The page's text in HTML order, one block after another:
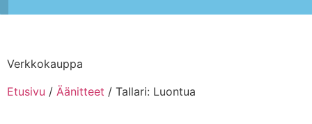
Verkkokauppa
Etusivu / Äänitteet / Tallari: Luontua